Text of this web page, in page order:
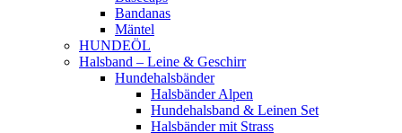
Bandanas
Mäntel
HUNDEÖL
Halsband – Leine & Geschirr
Hundehalsbänder
Halsbänder Alpen
Hundehalsband & Leinen Set
Halsbänder mit Strass